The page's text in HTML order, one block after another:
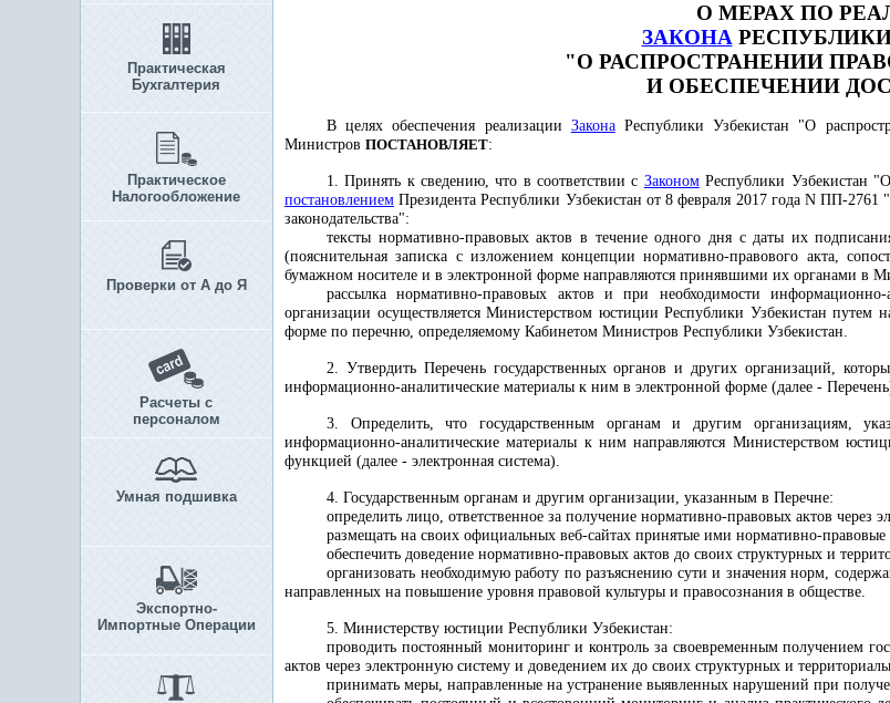
Практическая
Бухгалтерия
Практическое
Налогообложение
Проверки от А до Я
Расчеты с
персоналом
Умная подшивка
Экспортно-
Импортные Операции
О МЕРАХ ПО
ЗАКОНА
"О РАСПРОСТРАНЕНИИ
И ОБЕСПЕЧЕНИИ
В целях обеспечения реализации ЗаконаРеспублики Узбекистан "О
Министров ПОСТАНОВЛЯЕТ:
1. Принять к сведению, что в соответствии с ЗакономРеспублики Узбекистан
постановлением Президента Республики Узбекистан от 8 февраля 2017 года N ПП-
законодательства":
тексты нормативно-правовых актов в течение одного дня с даты их
(пояснительная записка с изложением концепции нормативно-правового акта,
бумажном носителе и в электронной форме направляются принявшими их органами в
рассылка нормативно-правовых актов и при необходимости
организации осуществляется Министерством юстиции Республики Узбекистан путем
форме по перечню, определяемому Кабинетом Министров Республики Узбекистан.
2. Утвердить Перечень государственных органов и других организаций,
информационно-аналитические материалы к ним в электронной форме (далее -
3. Определить, что государственным органам и другим организациям,
информационно-аналитические материалы к ним направляются Министерством
функцией (далее - электронная система).
4. Государственным органам и другим организации, указанным в Перечне:
определить лицо, ответственное за получение нормативно-правовых актов через
размещать на своих официальных веб-сайтах принятые ими нормативно-
обеспечить доведение нормативно-правовых актов до своих структурных и
организовать необходимую работу по разъяснению сути и значения норм,
направленных на повышение уровня правовой культуры и правосознания в обществе.
5. Министерству юстиции Республики Узбекистан:
проводить постоянный мониторинг и контроль за своевременным получением
актов через электронную систему и доведением их до своих структурных и
принимать меры, направленные на устранение выявленных нарушений при